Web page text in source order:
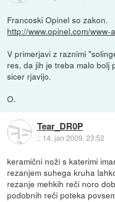
Francoski Opinel so zakon.
http://www.opinel.com/www-
V primerjavi z raznimi
res, da jih je treba malo bolj
sicer rjavijo.
O.
Tear_DR0P
:: 14. jan 2009, 23:52
keramični noži s katerimi
rezanjem suhega kruha
rezanje mehkih reči noro
podobnih reči poteka